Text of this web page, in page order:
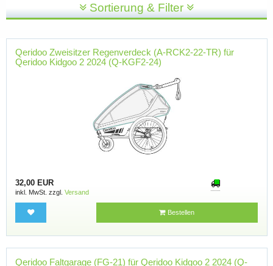
Sortierung & Filter
Qeridoo Zweisitzer Regenverdeck (A-RCK2-22-TR) für
Qeridoo Kidgoo 2 2024 (Q-KGF2-24)
32,00 EUR
inkl. MwSt. zzgl. Versand
Bestellen
Qeridoo Faltgarage (FG-21) für Qeridoo Kidgoo 2 2024 (Q-